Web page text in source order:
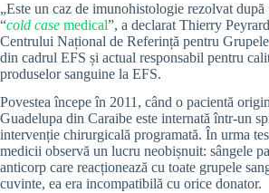
„Este un caz de imunohistologie rezolvat
“cold case medical”, a declarat Thierry
Centrului Național de Referință pentru
din cadrul EFS și actual responsabil pentru
produselor sanguine la EFS.
Povestea începe în 2011, când o pacientă
Guadelupa din Caraibe este internată într-un
intervenție chirurgicală programată. În urma
medicii observă un lucru neobișnuit: sângele
anticorp care reacționează cu toate grupele
cuvinte, ea era incompatibilă cu orice donator.